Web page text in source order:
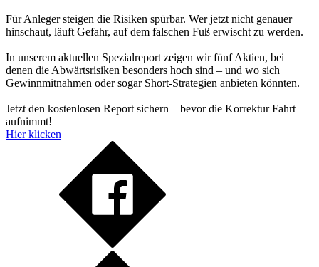
Für Anleger steigen die Risiken spürbar. Wer jetzt nicht genauer
hinschaut, läuft Gefahr, auf dem falschen Fuß erwischt zu werden.
In unserem aktuellen Spezialreport zeigen wir fünf Aktien, bei
denen die Abwärtsrisiken besonders hoch sind – und wo sich
Gewinnmitnahmen oder sogar Short-Strategien anbieten könnten.
Jetzt den kostenlosen Report sichern – bevor die Korrektur Fahrt
aufnimmt!
Hier klicken